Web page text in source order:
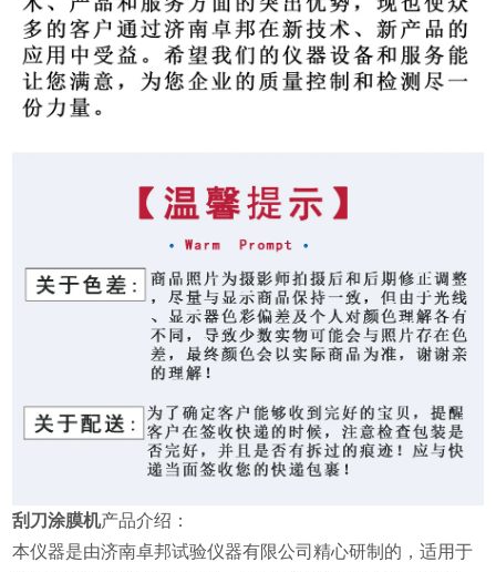
刮刀涂膜机产品介绍：
本仪器是由济南卓邦试验仪器有限公司精心研制的，适用于